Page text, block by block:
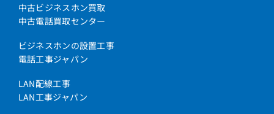
中古ビジネスホン買取
中古電話買取センター
ビジネスホンの設置工事
電話工事ジャパン
LAN配線工事
LAN工事ジャパン